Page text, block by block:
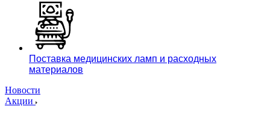
Поставка медицинских ламп и расходных
материалов
Новости
Акции